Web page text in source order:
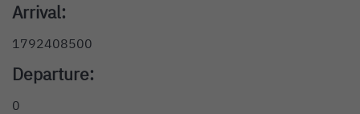
Arrival:
1792408500
Departure:
0